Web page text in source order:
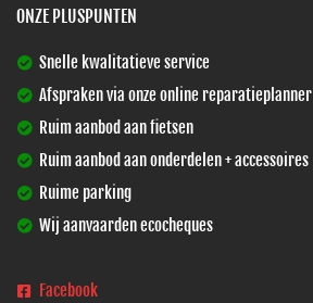
ONZE PLUSPUNTEN
Snelle kwalitatieve service
Afspraken via onze online reparatieplanner
Ruim aanbod aan fietsen
Ruim aanbod aan onderdelen + accessoires
Ruime parking
Wij aanvaarden ecocheques
Facebook